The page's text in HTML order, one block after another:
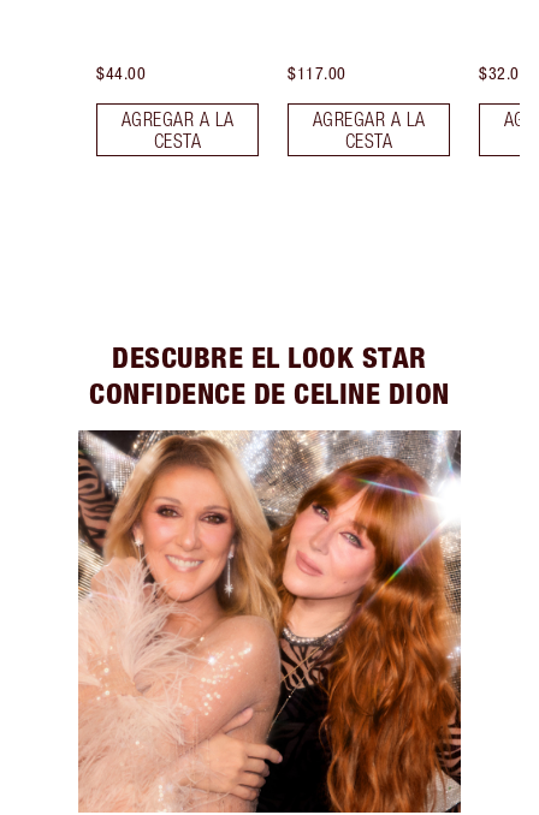
$44.00
AGREGAR A LA
CESTA
$117.00
AGREGAR A LA
CESTA
$32.00
DESCUBRE EL LOOK STAR
CONFIDENCE DE CELINE DION